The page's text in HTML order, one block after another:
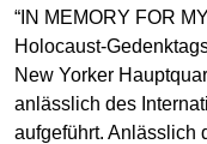
“IN MEMORY FOR
Holocaust-
New Yorker
anlässlich des
aufgeführt. Anlässlich